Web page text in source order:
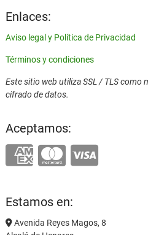
Enlaces:
Aviso legal y Política de Privacidad
Términos y condiciones
Este sitio web utiliza SSL / TLS como
cifrado de datos.
Aceptamos:
Estamos en:
Avenida Reyes Magos, 8